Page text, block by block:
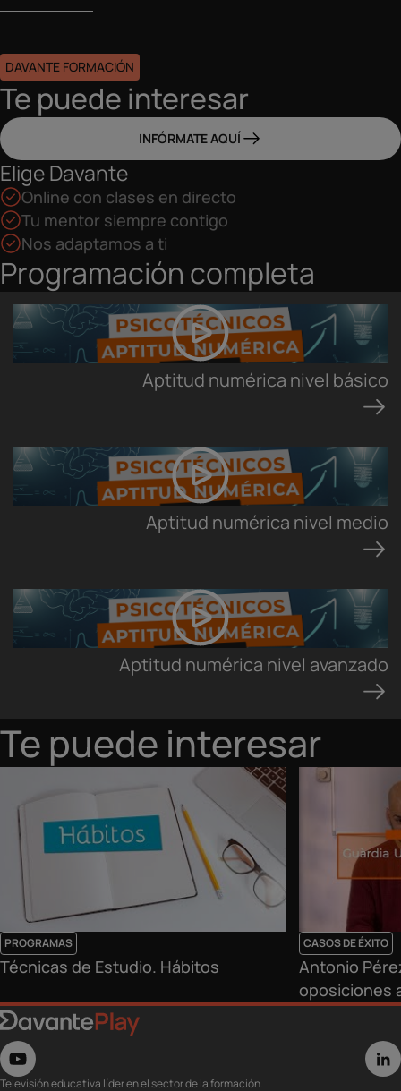
DAVANTE FORMACIÓN
Te puede interesar
INFÓRMATE AQUÍ
Elige Davante
Online con clases en directo
Tu mentor siempre contigo
Nos adaptamos a ti
Programación completa
Aptitud numérica nivel básico
Aptitud numérica nivel medio
Aptitud numérica nivel avanzado
Te puede interesar
PROGRAMAS
Técnicas de Estudio. Hábitos
CASOS DE ÉXITO
Antonio
oposiciones
Televisión educativa líder en el sector de la formación.